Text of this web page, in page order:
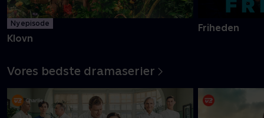
Ny episode
Klovn
Friheden
Vores bedste dramaserier